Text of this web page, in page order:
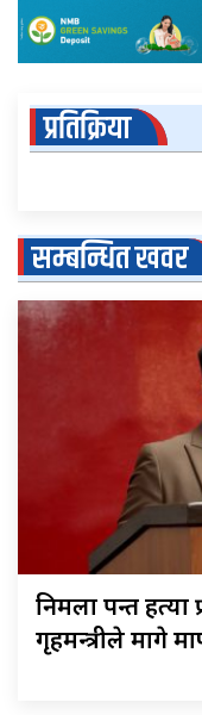
प्रतिक्रिया
सम्बन्धित खवर
निर्मला पन्त
गृहमन्त्रीले मागे